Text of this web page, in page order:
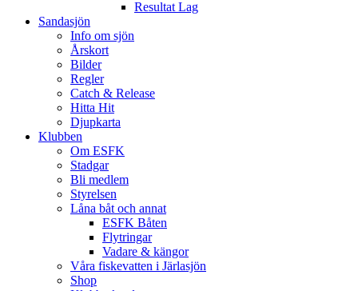
Resultat Lag
Sandasjön
Info om sjön
Årskort
Bilder
Regler
Catch & Release
Hitta Hit
Djupkarta
Klubben
Om ESFK
Stadgar
Bli medlem
Styrelsen
Låna båt och annat
ESFK Båten
Flytringar
Vadare & kängor
Våra fiskevatten i Järlasjön
Shop